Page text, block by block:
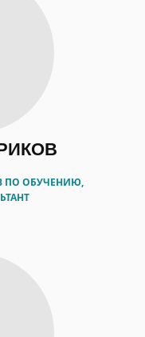
ПО ОБУЧЕНИЮ,